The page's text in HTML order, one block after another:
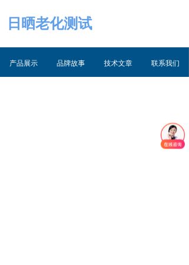
产品展示 品牌故事 技术文章 联系我们
日晒老化测试